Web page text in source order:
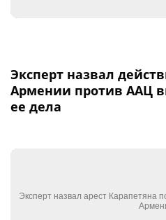
Эксперт назвал
Армении против ААЦ
ее дела